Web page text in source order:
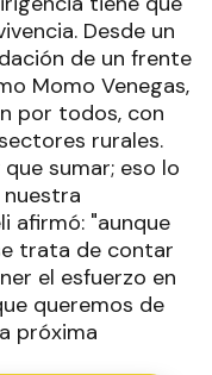
Desde un
de un frente
Momo Venegas,
por todos, con
rurales.
sumar; eso lo
afirmó: "aunque
trata de contar
el esfuerzo en
queremos de
próxima